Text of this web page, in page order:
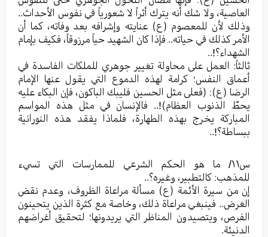
العاصية، ولا شك أنه يترك أثراً لا شعورياً في نفوس الأحداث..
وذلك لأن للمعصوم (ع) عنايته وإشرافه بعد وفاته، كما أن
الأمر كذلك في حياته.. فإذا كان الشهيد حياً مرزوقاً، فكيف بإمام
الشهداء؟!..
ثالثاً: العمل على محاولة تغيير جوهري للملكات الفاسدة في
أعماق النفس؛ كرامة لهذه الدموع التي يقول عنها الإمام
الرضا (ع): (فعلى مثل الحسين فليبك الباكون، فإن البكاء عليه
يحطّ الذنوب العظام)!.. فالإنسان في مثل هذه المواسم
المباركة يخرج بهذه الطهارة، فلماذا يفقد هذه النورانية
ببساطة؟!..
س١١/ ما هو الحكم الشرعي للممارسات التي تسيء
للمذهب: كالتطبير، وغيره؟..
إن من سيرة الأئمة (ع) مسألة مراعاة الظروف، وعدم نقض
الغرض.. فينبغي مراعاة ذلك، وخاصة مع كثرة الذين يتحينون
الفرص، ويتصيدون المناظر التي يريدونها؛ لتحقيق أغراضهم
الدنيئة.